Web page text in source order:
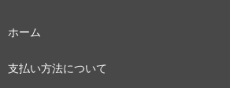
ホーム
支払い方法について